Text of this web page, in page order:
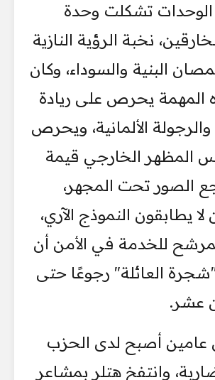
تشكلت وحدة
نخبة الرؤية النازية
البنية والسوداء، وكان
المهمة يحرص على ريادة
والرجولة الألمانية، ويحرص
المظهر الخارجي قيمة
الصور تحت المجهر،
يطابقون النموذج الآري،
للخدمة في الأمن أن
العائلة" رجوعًا حتى
عشر.
أصبح لدى الحزب
وانتفخ هتلر بمشاعر